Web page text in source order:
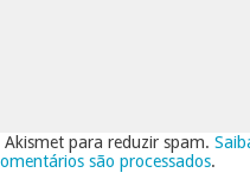
Akismet para reduzir spam.
são processados.